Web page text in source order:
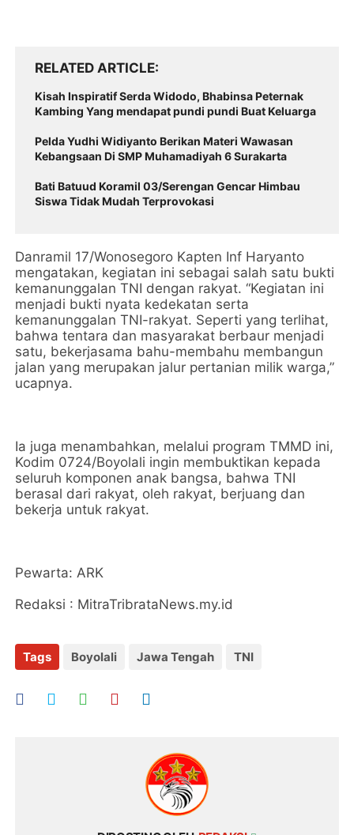
RELATED ARTICLE
Kisah Inspiratif Serda Widodo, Bhabinsa Peternak
Kambing Yang mendapat pundi pundi Buat Keluarga
Pelda Yudhi Widiyanto Berikan Materi Wawasan
Kebangsaan Di SMP Muhamadiyah 6 Surakarta
Bati Batuud Koramil 03/Serengan Gencar Himbau
Siswa Tidak Mudah Terprovokasi
Danramil 17/Wonosegoro Kapten Inf Haryanto
mengatakan, kegiatan ini sebagai salah satu bukti
kemanunggalan TNI dengan rakyat. “Kegiatan ini
menjadi bukti nyata kedekatan serta
kemanunggalan TNI-rakyat. Seperti yang terlihat,
bahwa tentara dan masyarakat berbaur menjadi
satu, bekerjasama bahu-membahu membangun
jalan yang merupakan jalur pertanian milik warga,”
ucapnya.
Ia juga menambahkan, melalui program TMMD ini,
Kodim 0724/Boyolali ingin membuktikan kepada
seluruh komponen anak bangsa, bahwa TNI
berasal dari rakyat, oleh rakyat, berjuang dan
bekerja untuk rakyat.
Pewarta: ARK
Redaksi : MitraTribrataNews.my.id
Tags Boyolali Jawa Tengah TNI